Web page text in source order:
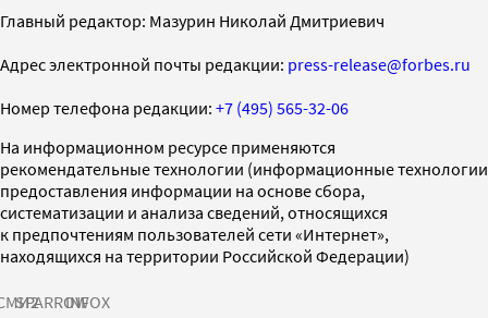
Главный редактор: Мазурин Николай Дмитриевич
Адрес электронной почты редакции: press-release@forbes.ru
Номер телефона редакции: +7 (495) 565-32-06
На информационном ресурсе применяются
рекомендательные технологии (информационные технологии
предоставления информации на основе сбора,
систематизации и анализа сведений, относящихся
к предпочтениям пользователей сети «Интернет»,
находящихся на территории Российской Федерации)
SPARROWINFOX